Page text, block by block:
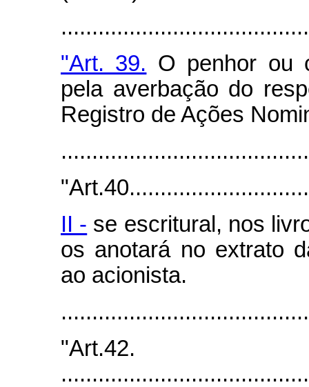
"Art. 39. O penhor ou
pela averbação do
Registro de Ações
II - se escritural, nos
os anotará no extrato
ao acionista.
"Art.42.